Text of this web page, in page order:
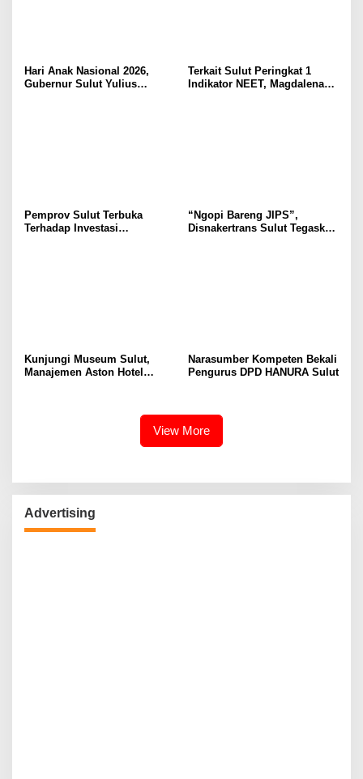
Hari Anak Nasional 2026,
Gubernur Sulut Yulius
Terkait Sulut Peringkat 1
Indikator NEET, Magdalena
Pemprov Sulut Terbuka
Terhadap Investasi
“Ngopi Bareng JIPS”,
Disnakertrans Sulut Tegaskan
Kunjungi Museum Sulut,
Manajemen Aston Hotel
Narasumber Kompeten Bekali
Pengurus DPD HANURA Sulut
View More
Advertising